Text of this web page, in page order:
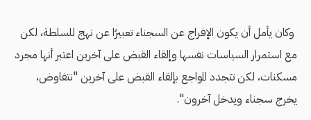
وكان يأمل أن يكون الإفراج عن السجناء تعبيرًا عن نهج للسلطة، لكن
مع استمرار السياسات نفسها وإلقاء القبض على آخرين اعتبر أنها مجرد
مسكنات، لكن تتجدد المواجع بإلقاء القبض على آخرين "نتفاوض،
يخرج سجناء ويدخل آخرون".